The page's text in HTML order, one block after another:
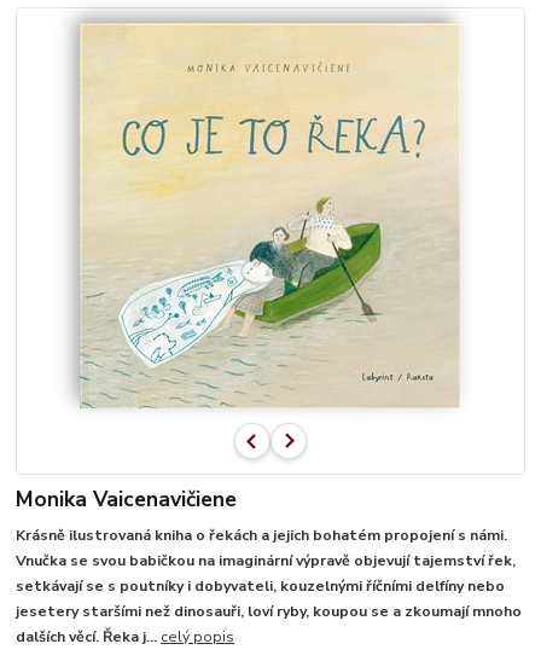
Monika Vaicenavičiene
Krásně ilustrovaná kniha o řekách a jejich bohatém propojení s námi.
Vnučka se svou babičkou na imaginární výpravě objevují tajemství řek,
setkávají se s poutníky i dobyvateli, kouzelnými říčními delfíny nebo
jesetery staršími než dinosauři, loví ryby, koupou se a zkoumají mnoho
dalších věcí. Řeka j... celý popis